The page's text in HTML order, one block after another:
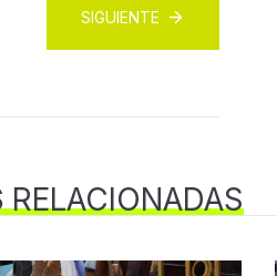
SIGUIENTE
RELACIONADAS